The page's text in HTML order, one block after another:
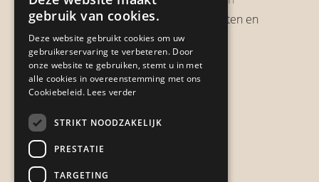
Verzendbeleid, verzendkosten en
verzendtijden
Heb je een klacht?
Zwijnsbergenstraat 154
gebruik van cookies.
Deze website gebruikt cookies om uw
gebruikerservaring te verbeteren. Door
onze website te gebruiken, stemt u in met
alle cookies in overeenstemming met ons
Cookiebeleid. Lees verder
STRIKT NOODZAKELIJK
PRESTATIE
TARGETING